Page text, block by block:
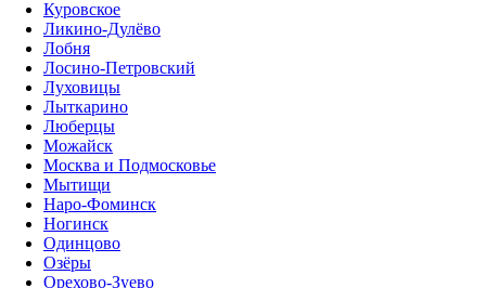
Куровское
Ликино-Дулёво
Лобня
Лосино-Петровский
Луховицы
Лыткарино
Люберцы
Можайск
Москва и Подмосковье
Мытищи
Наро-Фоминск
Ногинск
Одинцово
Озёры
Орехово-Зуево